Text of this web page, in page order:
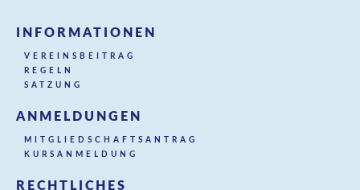
INFORMATIONEN
VEREINSBEITRAG
REGELN
SATZUNG
ANMELDUNGEN
MITGLIEDSCHAFTSANTRAG
KURSANMELDUNG
RECHTLICHES